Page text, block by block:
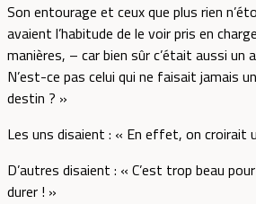
Son entourage et ceux que plus rien
avaient l’habitude de le voir pris en
manières, – car bien sûr c’était aussi un
N’est-ce pas celui qui ne faisait jamais
destin ? »
Les uns disaient : « En effet, on croirait
D’autres disaient : « C’est trop beau
durer ! »